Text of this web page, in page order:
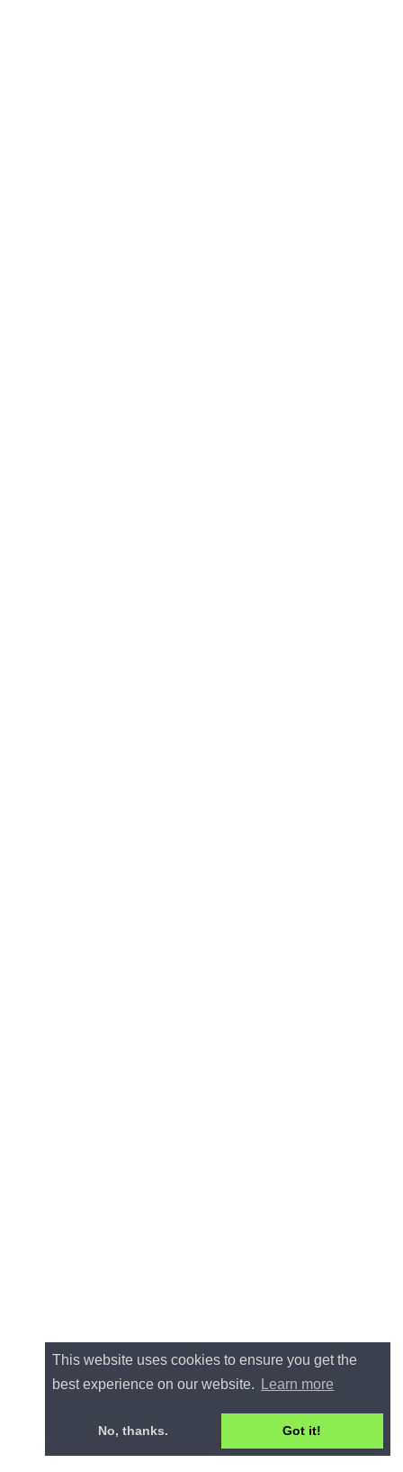
This website uses cookies to ensure you get the
best experience on our website.
Learn more
No, thanks. Got it!